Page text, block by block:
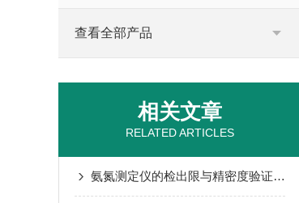
查看全部产品
相关文章
RELATED ARTICLES
氨氮测定仪的检出限与精密度验证方法